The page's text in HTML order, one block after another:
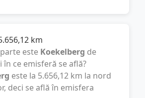
km
este Koekelberg de
în ce emisferă se află?
este la 5.656,12 km la nord
deci se află în emisfera